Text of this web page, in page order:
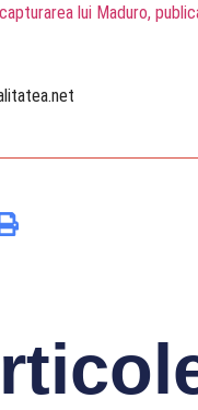
lui Maduro,